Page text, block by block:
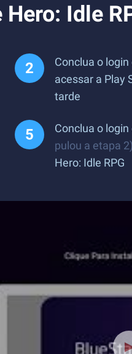
Idle
Conclua o
acessar a Play
tarde
Conclua o login
pulou a etapa 2)
Hero: Idle RPG